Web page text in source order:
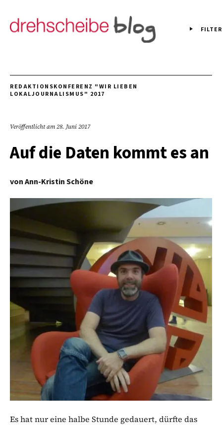
FILTER
REDAKTIONSKONFERENZ "WIR LIEBEN
LOKALJOURNALISMUS" 2017
Veröffentlicht am28. Juni 2017
Auf die Daten kommt es an
vonAnn-Kristin Schöne
Es hat nur eine halbe Stunde gedauert, dürfte das